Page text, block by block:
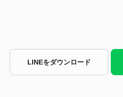
LINEをダウンロード